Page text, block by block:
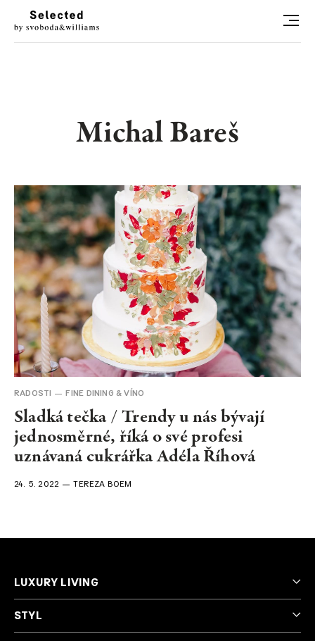
RADOSTI
CONCIERGE
RELAX
KONTAKT
NEWSLETTER
Michal Bareš
RADOSTI FINE DINING & VÍNO
Sladká tečka / Trendy u nás bývají
jednosměrné, říká o své profesi
uznávaná cukrářka Adéla Říhová
24. 5. 2022 TEREZA BOEM
LUXURY LIVING
STYL